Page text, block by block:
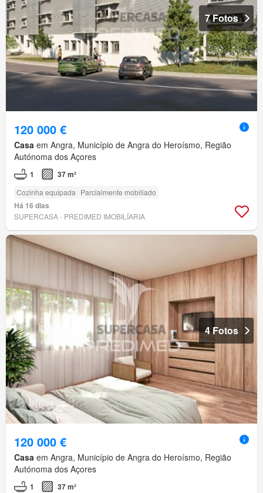
7 Fotos
120 000 €
Casa em Angra, Município de Angra do Heroísmo, Região
Autónoma dos Açores
1 37 m²
Cozinha equipada Parcialmente mobiliado
Há 16 dias
SUPERCASA - PREDIMED IMOBILÍARIA
4 Fotos
120 000 €
Casa em Angra, Município de Angra do Heroísmo, Região
Autónoma dos Açores
1 37 m²